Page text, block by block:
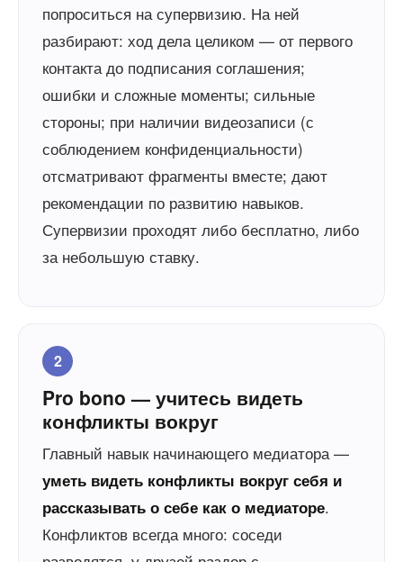
попроситься на супервизию. На ней
разбирают: ход дела целиком — от первого
контакта до подписания соглашения;
ошибки и сложные моменты; сильные
стороны; при наличии видеозаписи (с
соблюдением конфиденциальности)
отсматривают фрагменты вместе; дают
рекомендации по развитию навыков.
Супервизии проходят либо бесплатно, либо
за небольшую ставку.
2
Pro bono — учитесь видеть
конфликты вокруг
Главный навык начинающего медиатора —
уметь видеть конфликты вокруг себя и
рассказывать о себе как о медиаторе.
Конфликтов всегда много: соседи